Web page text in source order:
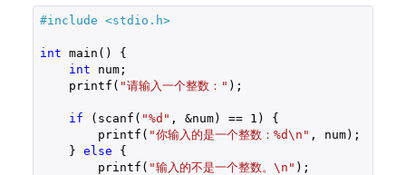
#include <stdio.h>
int main() {
int num;
    printf(
"请输入一个整数：" );
if (scanf( "%d" , &num) == 1 ) {
        printf(
"你输入的是一个整数：%d\n" , num);
    }
else {
        printf(
"输入的不是一个整数。\n" );